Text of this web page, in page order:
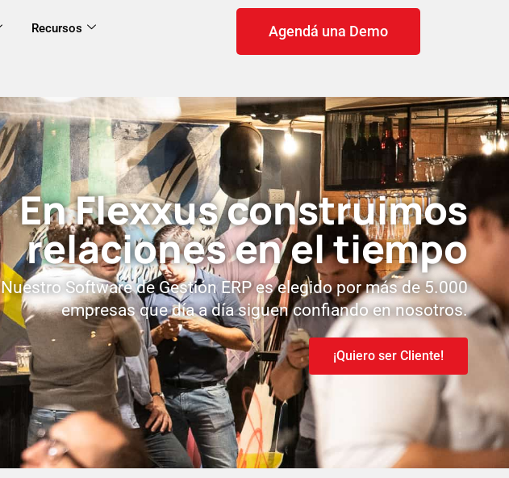
Recursos Agendá una Demo
EnFlexxusconstruimos
relaciones en el tiempo
Nuestro Software de Gestión ERP es elegido por más de 5.000
empresas que día a día siguen confiando en nosotros.
¡Quiero ser Cliente!